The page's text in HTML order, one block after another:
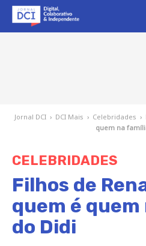
Jornal DCI › DCI Mais › Celebridades ›
quem na
CELEBRIDADES
Filhos de
quem é
do Didi